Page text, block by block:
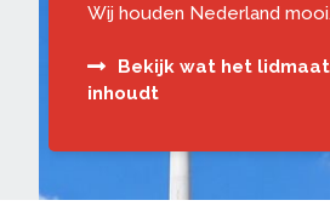
Wij houden Nederland mooi.
Bekijk wat het
inhoudt